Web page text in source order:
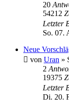
20
54212
Letzter
So. 07.
Neue
von Uran »
2
19375
Letzter
Di. 20.